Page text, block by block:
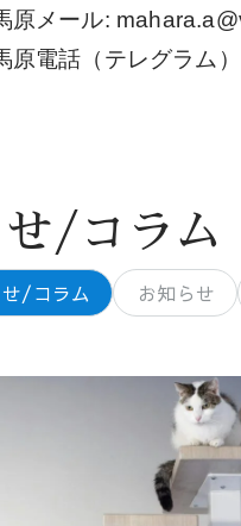
原メール:
原電話（テレグラム
/コラム
/コラム お知らせ